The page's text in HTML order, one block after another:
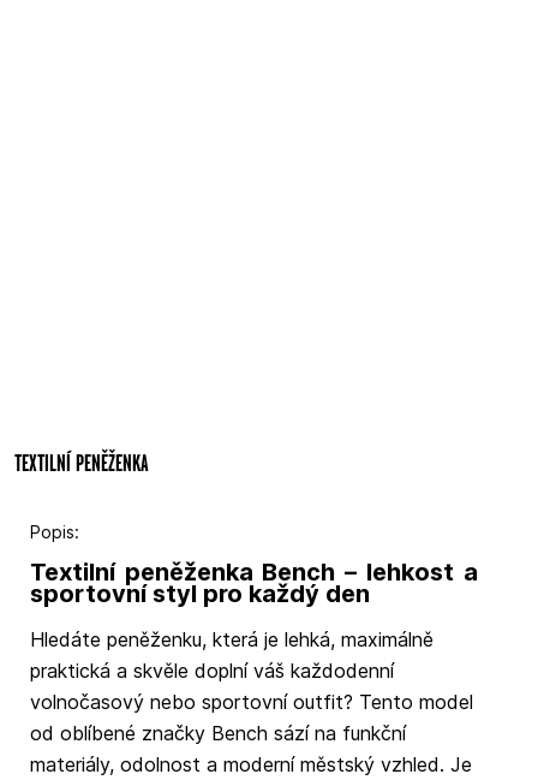
TEXTILNÍ PENĚŽENKA
Popis:
Textilní peněženka Bench – lehkost a
sportovní styl pro každý den
Hledáte peněženku, která je lehká, maximálně
praktická a skvěle doplní váš každodenní
volnočasový nebo sportovní outfit? Tento model
od oblíbené značky Bench sází na funkční
materiály, odolnost a moderní městský vzhled. Je